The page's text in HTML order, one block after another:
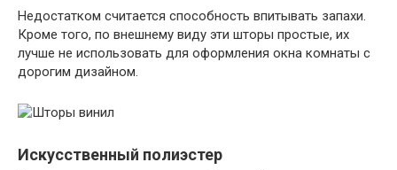
Недостатком считается способность впитывать запахи.
Кроме того, по внешнему виду эти шторы простые, их
лучше не использовать для оформления окна комнаты с
дорогим дизайном.
Искусственный полиэстер